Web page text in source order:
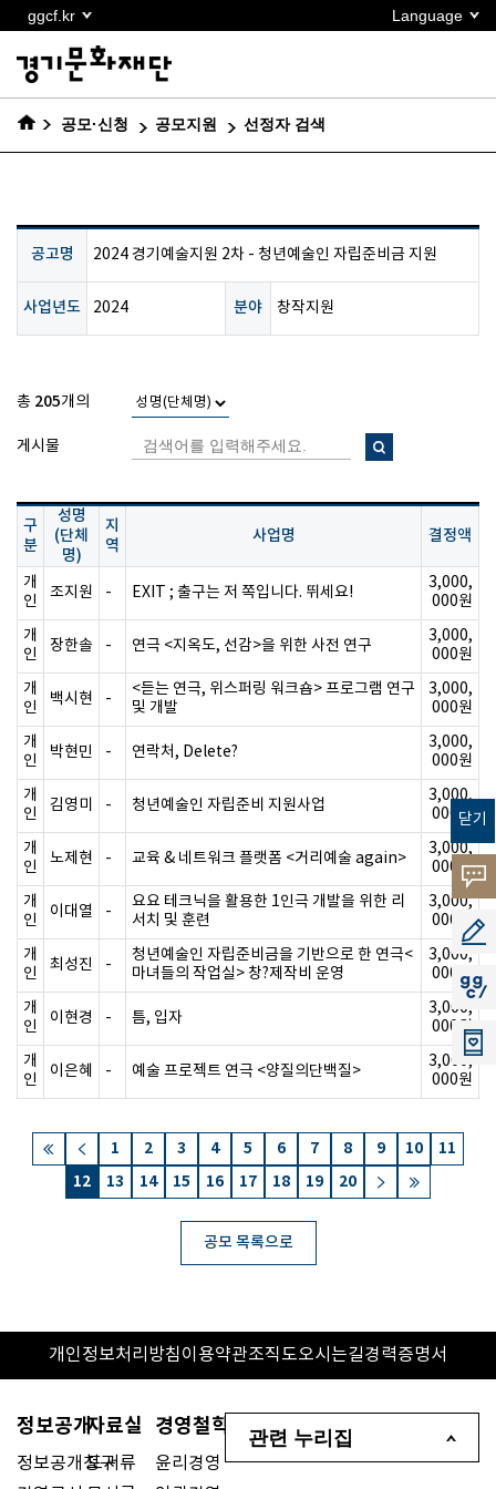
바로가기
ggcf.kr Language
닫기
고객의
소리
공모
지지
공모·신청 공모지원 선정자 검색
공고명 2024 경기예술지원 2차 - 청년예술인 자립준비금 지원
사업년도 2024 분야 창작지원
총 205개의
게시물
구
분
성명
(단체
명)
지
역
사업명 결정액
개
인
조지원 - EXIT ; 출구는 저 쪽입니다. 뛰세요!
3,000,
000원
개
인
장한솔 - 연극 <지옥도, 선감>을 위한 사전 연구
3,000,
000원
개
인
백시현 -
<듣는 연극, 위스퍼링 워크숍> 프로그램 연구
및 개발
3,000,
000원
개
인
박현민 - 연락처, Delete?
3,000,
000원
개
인
김영미 - 청년예술인 자립준비 지원사업
3,000,
000원
개
인
노제현 - 교육 & 네트워크 플랫폼 <거리예술 again>
3,000,
000원
개
인
이대열 -
요요 테크닉을 활용한 1인극 개발을 위한 리
서치 및 훈련
3,000,
000원
개
인
최성진 -
청년예술인 자립준비금을 기반으로 한 연극<
마녀들의 작업실> 창?제작비 운영
3,000,
000원
개
인
이현경 - 틈, 입자
3,000,
000원
개
인
이은혜 - 예술 프로젝트 연극 <양질의단백질>
3,000,
000원
1 2 3 4 5 6 7 8 9 10
11
12
13 14 15 16 17 18 19 20
공모 목록으로
개인정보처리방침이용약관조직도오시는길경력증명서
정보공개
정보공개청구
자료실
도서류
경영철학
윤리경영
관련 누리집